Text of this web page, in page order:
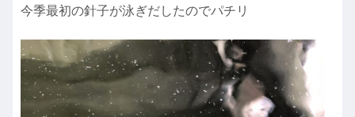
今季最初の針子が泳ぎだしたのでパチリ